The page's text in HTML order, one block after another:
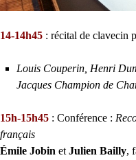
14-14h45 : récital de clavecin
Louis Couperin, Henri
Jacques Champion de
15h-15h45 : Conférence :
français
Émile Jobin et Julien Bailly,